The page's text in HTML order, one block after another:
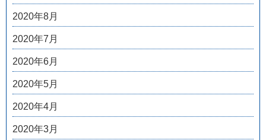
2020年8月
2020年7月
2020年6月
2020年5月
2020年4月
2020年3月